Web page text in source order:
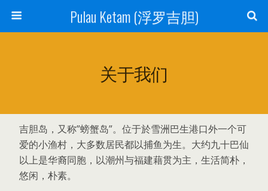
Pulau Ketam (浮罗吉胆)
关于我们
吉胆岛，又称”螃蟹岛”。位于於雪洲巴生港口外一个可
爱的小渔村，大多数居民都以捕鱼为生。大约九十巴仙
以上是华裔同胞，以潮州与福建藉贯为主，生活简朴，
悠闲，朴素。